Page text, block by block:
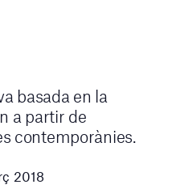
basada en la
a partir de
contemporànies.
2018